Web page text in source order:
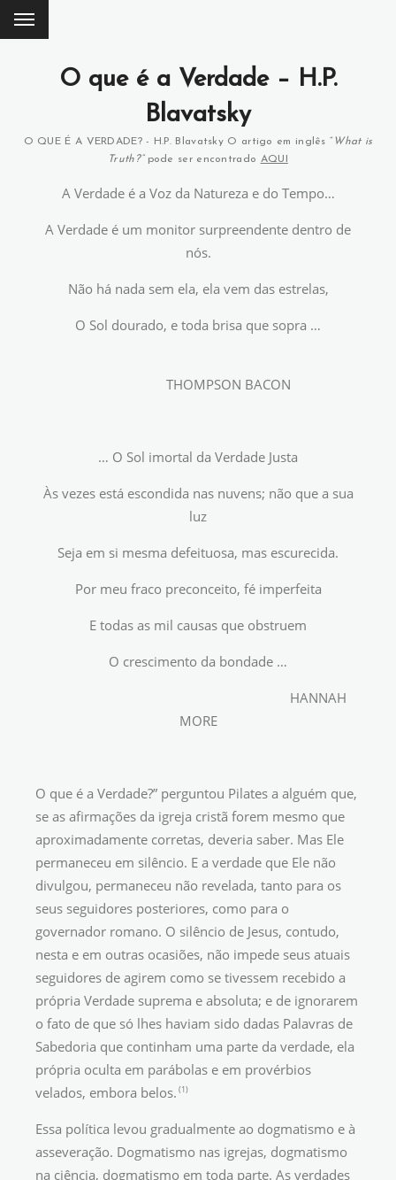
O que é a Verdade – H.P.
Blavatsky
O QUE É A VERDADE? - H.P. Blavatsky O artigo em inglês “ What is
Truth?”pode ser encontrado AQUI
A Verdade é a Voz da Natureza e do Tempo…
A Verdade é um monitor surpreendente dentro de
nós.
Não há nada sem ela, ela vem das estrelas,
O Sol dourado, e toda brisa que sopra …
THOMPSON BACON
… O Sol imortal da Verdade Justa
Às vezes está escondida nas nuvens; não que a sua
luz
Seja em si mesma defeituosa, mas escurecida.
Por meu fraco preconceito, fé imperfeita
E todas as mil causas que obstruem
O crescimento da bondade …
HANNAH
MORE
O que é a Verdade?” perguntou Pilates a alguém que,
se as afirmações da igreja cristã forem mesmo que
aproximadamente corretas, deveria saber. Mas Ele
permaneceu em silêncio. E a verdade que Ele não
divulgou, permaneceu não revelada, tanto para os
seus seguidores posteriores, como para o
governador romano. O silêncio de Jesus, contudo,
nesta e em outras ocasiões, não impede seus atuais
seguidores de agirem como se tivessem recebido a
própria Verdade suprema e absoluta; e de ignorarem
o fato de que só lhes haviam sido dadas Palavras de
Sabedoria que continham uma parte da verdade, ela
própria oculta em parábolas e em provérbios
velados, embora belos. (1)
Essa política levou gradualmente ao dogmatismo e à
asseveração. Dogmatismo nas igrejas, dogmatismo
na ciência, dogmatismo em toda parte. As verdades